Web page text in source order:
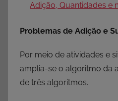
Adição, Quantidades e
Problemas de Adição e
Por meio de atividades e
amplia-se o algoritmo da
de três algoritmos.